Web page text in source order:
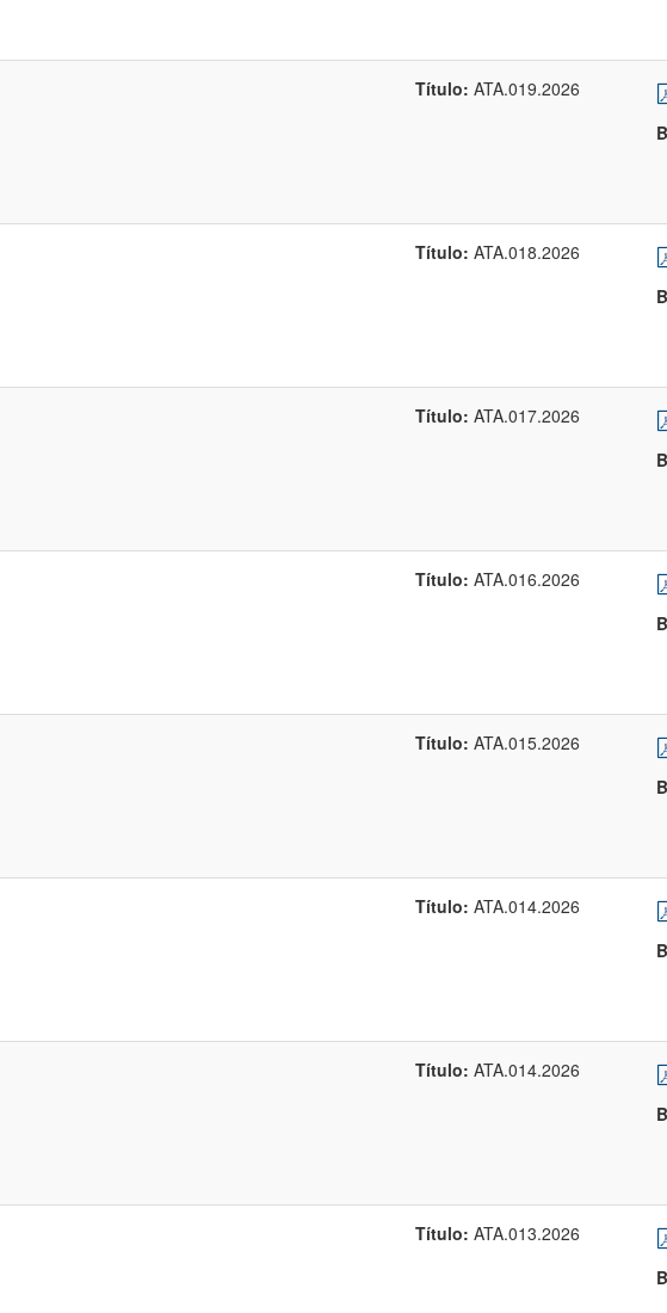
Título: ATA.019.2026
Título: ATA.018.2026
Título: ATA.017.2026
Título: ATA.016.2026
Título: ATA.015.2026
Título: ATA.014.2026
Título: ATA.014.2026
Título: ATA.013.2026